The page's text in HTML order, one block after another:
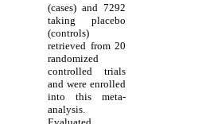
(cases) and 7292
taking placebo
(controls)
retrieved from 20
randomized
controlled trials
and were enrolled
into this meta-
analysis.